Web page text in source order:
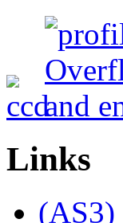
Links
(AS3)